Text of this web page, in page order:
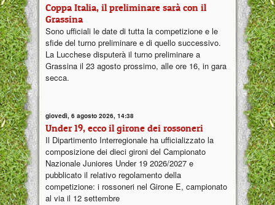
Coppa Italia, il preliminare sarà con il
Grassina
Sono ufficiali le date di tutta la competizione e le
sfide del turno preliminare e di quello successivo.
La Lucchese disputerà il turno preliminare a
Grassina il 23 agosto prossimo, alle ore 16, in gara
secca.
giovedì, 6 agosto 2026, 14:38
Under 19, ecco il girone dei rossoneri
Il Dipartimento Interregionale ha ufficializzato la
composizione dei dieci gironi del Campionato
Nazionale Juniores Under 19 2026/2027 e
pubblicato il relativo regolamento della
competizione: i rossoneri nel Girone E, campionato
al via il 12 settembre